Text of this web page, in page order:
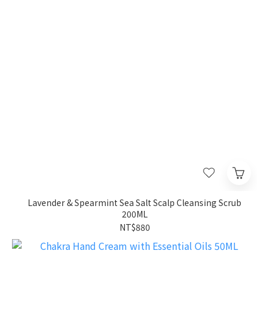
Lavender & Spearmint Sea Salt Scalp Cleansing Scrub
200ML
NT$880